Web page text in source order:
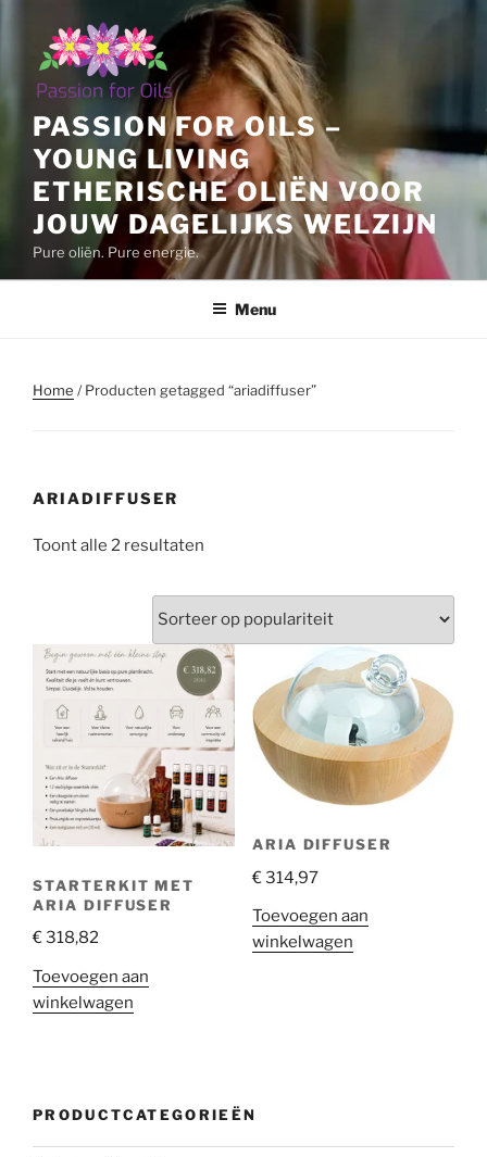
inhoud
PASSION FOR OILS –
YOUNG LIVING
ETHERISCHE OLIËN VOOR
JOUW DAGELIJKS WELZIJN
Pure oliën. Pure energie.
Menu
Home / Producten getagged “ariadiffuser”
ARIADIFFUSER
Toont alle 2 resultaten
populariteit
STARTERKIT MET
ARIA DIFFUSER
€318,82
Toevoegen aan
winkelwagen
ARIA DIFFUSER
€314,97
Toevoegen aan
winkelwagen
PRODUCTCATEGORIEËN